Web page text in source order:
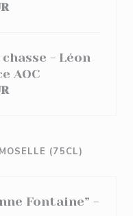
- Léon
AOC
(75CL)
Fontaine” -